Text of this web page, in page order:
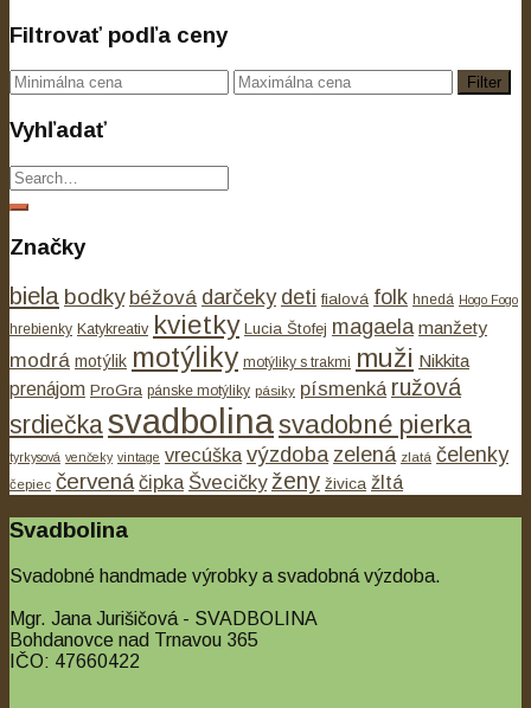
Filtrovať podľa ceny
Filter
Vyhľadať
Značky
biela bodky béžová darčeky deti fialová folk hnedá Hogo Fogo
hrebienky Katykreativ kvietky Lucia Štofej magaela manžety
modrá motýlik motýliky motýliky s trakmi muži Nikkita
prenájom ProGra pánske motýliky pásiky písmenká ružová
srdiečkasvadbolinasvadobné pierka
tyrkysová venčeky vintage vrecúška výzdoba zelená zlatá čelenky
čepiec červená čipka Švecičky ženy živica žltá
Svadbolina
Svadobné handmade výrobky a svadobná výzdoba.
Mgr. Jana Jurišičová - SVADBOLINA
Bohdanovce nad Trnavou 365
IČO: 47660422